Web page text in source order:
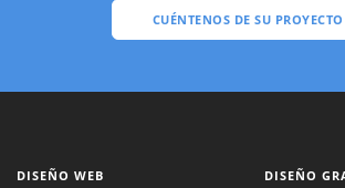
CUÉNTENOS DE SU PROYECTO
DISEÑO WEB DISEÑO